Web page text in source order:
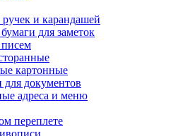
и карандашей
для заметок
писем
картонные
документов
адреса и меню
переплете